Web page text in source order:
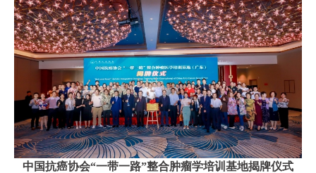
中国抗癌协会“一带一路”整合肿瘤学培训基地揭牌仪式